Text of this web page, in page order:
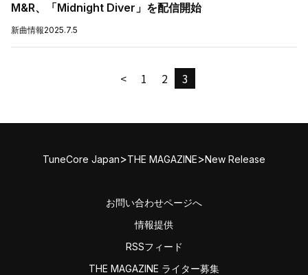
M&R、「Midnight Diver」を配信開始
新曲情報2025.7.5
< 1 2 3
TuneCore Japan>THE MAGAZINE>New Release
お問い合わせページへ
情報提供
RSSフィード
THE MAGAZINE ライター募集